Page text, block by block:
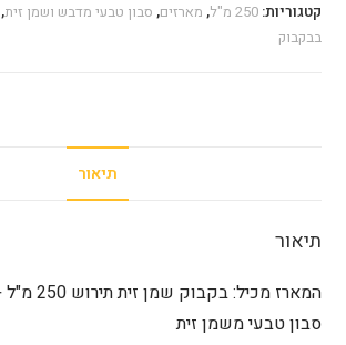
18
קטגוריות:250 מ"ל , מארזים, סבון טבעי מדבש ושמן זית,
בבקבוק
תיאור
תיאור
סבון טבעי משמן זית